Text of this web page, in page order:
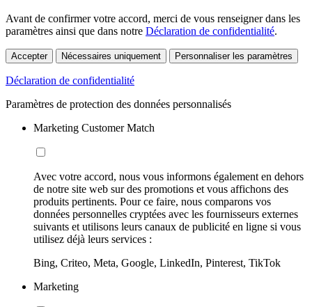
Avant de confirmer votre accord, merci de vous renseigner dans les
paramètres ainsi que dans notre Déclaration de confidentialité.
Accepter Nécessaires uniquement Personnaliser les paramètres
Déclaration de confidentialité
Paramètres de protection des données personnalisés
Marketing Customer Match
Avec votre accord, nous vous informons également en dehors
de notre site web sur des promotions et vous affichons des
produits pertinents. Pour ce faire, nous comparons vos
données personnelles cryptées avec les fournisseurs externes
suivants et utilisons leurs canaux de publicité en ligne si vous
utilisez déjà leurs services :
Bing, Criteo, Meta, Google, LinkedIn, Pinterest, TikTok
Marketing